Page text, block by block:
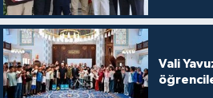
Vali
Malatya Müftülüğü
Manisa Müftülüğü
Mardin Müftülüğü